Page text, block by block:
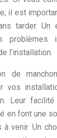
il est
tarder. Un
problèmes
l’installation.
de
vos
Leur facilité
en font une
venir. Un